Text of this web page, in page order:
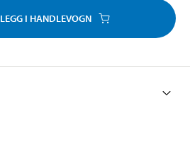
LEGG I HANDLEVOGN